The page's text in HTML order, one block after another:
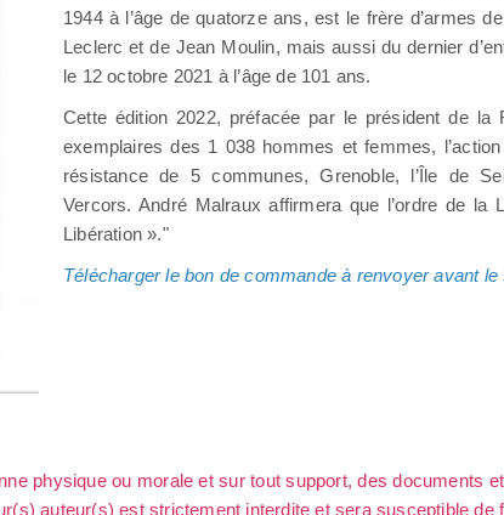
1944 à l’âge de quatorze ans, est le frère d’armes
Leclerc et de Jean Moulin, mais aussi du dernier
le 12 octobre 2021 à l’âge de 101 ans.
Cette édition 2022, préfacée par le président de la
exemplaires des 1 038 hommes et femmes,
résistance de 5 communes, Grenoble, l’Île de
Vercors. André Malraux affirmera que l’ordre de la
Libération »."
Télécharger le bon de commande à renvoyer avant le
physique ou morale et sur tout support, des documents
auteur(s) est strictement interdite et sera susceptible de